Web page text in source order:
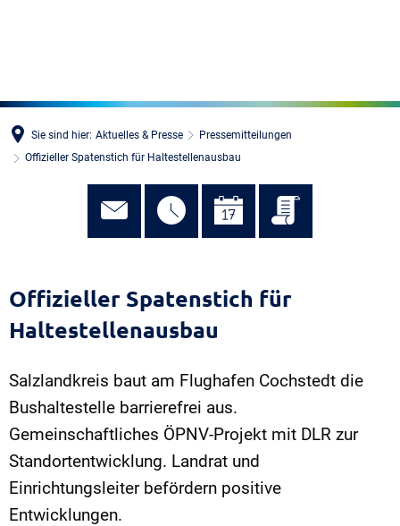
Sie sind hier: Aktuelles & Presse
Pressemitteilungen
Offizieller Spatenstich für Haltestellenausbau
Offizieller Spatenstich für
Haltestellenausbau
Salzlandkreis baut am Flughafen Cochstedt die
Bushaltestelle barrierefrei aus.
Gemeinschaftliches ÖPNV-Projekt mit DLR zur
Standortentwicklung. Landrat und
Einrichtungsleiter befördern positive
Entwicklungen.